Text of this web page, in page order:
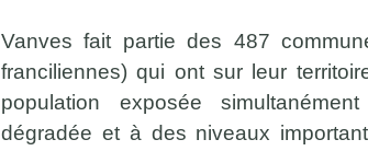
Vanves fait partie des 487
franciliennes) qui ont sur leur
population exposée
dégradée et à des niveaux